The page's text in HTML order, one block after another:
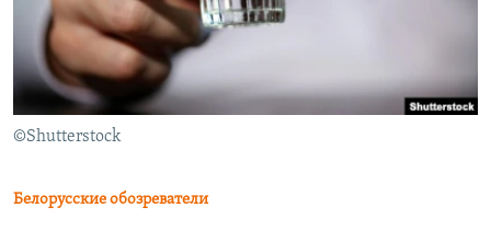
ПОБЕДИТЕЛЕЙ НЕ СУДЯТ?
КРЫМ.НЕПОКОРЕННЫЙ
ELIFBE
УКРАИНСКАЯ ПРОБЛЕМА КРЫМА
ПРИСОЕДИНЯЙТЕСЬ!
©Shutterstock
Белорусские обозреватели